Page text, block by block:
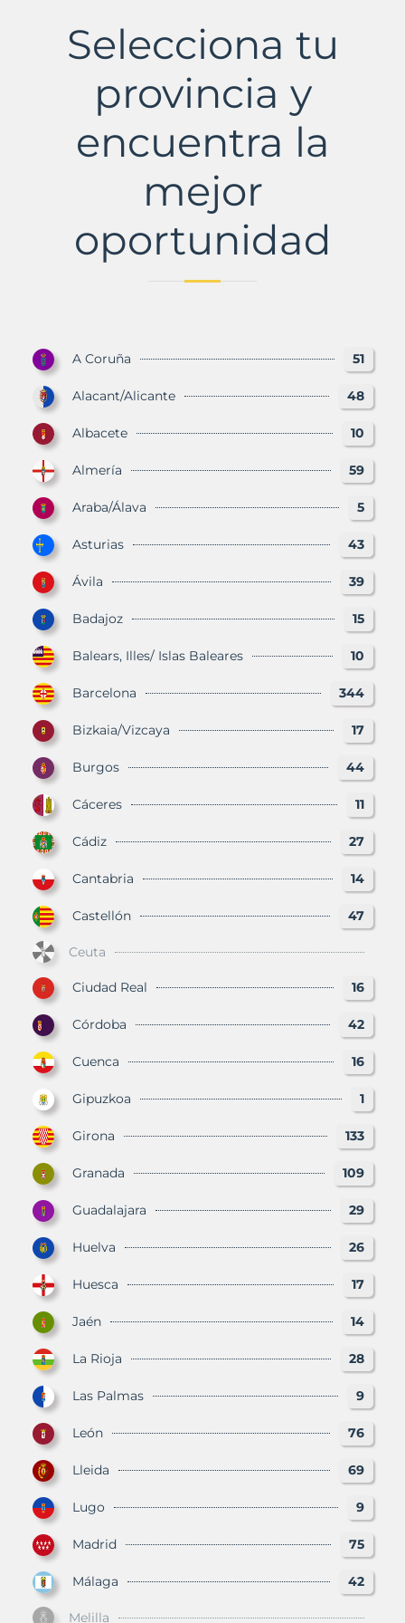
MurbalandsSelecciona tu
provincia y
encuentra la
mejor
oportunidad
A Coruña 51
Alacant/Alicante 48
Albacete 10
Almería 59
Araba/Álava 5
Asturias 43
Ávila 39
Badajoz 15
Balears, Illes/ Islas Baleares 10
Barcelona 344
Bizkaia/Vizcaya 17
Burgos 44
Cáceres 11
Cádiz 27
Cantabria 14
Castellón 47
Ceuta
Ciudad Real 16
Córdoba 42
Cuenca 16
Gipuzkoa 1
Girona 133
Granada 109
Guadalajara 29
Huelva 26
Huesca 17
Jaén 14
La Rioja 28
Las Palmas 9
León 76
Lleida 69
Lugo 9
Madrid 75
Málaga 42
Melilla